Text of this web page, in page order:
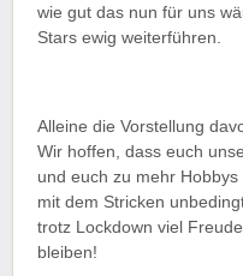
wie gut das nun für uns
Stars ewig weiterführen.
Alleine die Vorstellung
Wir hoffen, dass euch
und euch zu mehr
mit dem Stricken
trotz Lockdown viel
bleiben!